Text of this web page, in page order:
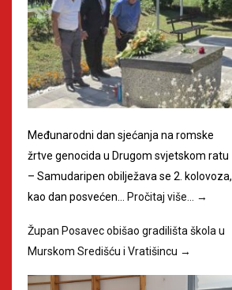
Međunarodni dan sjećanja na romske
žrtve genocida u Drugom svjetskom ratu
– Samudaripen obilježava se 2. kolovoza,
kao dan posvećen… Pročitaj više… →
Župan Posavec obišao gradilišta škola u
Murskom Središću i Vratišincu →